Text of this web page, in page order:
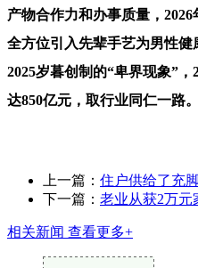
产物合作力和办事质量，2026
全方位引入先辈手艺为男性健
2025岁暮创制的“卑界现象”
达850亿元，取行业同仁一路。
上一篇： 住户供给了充
下一篇： 老业从获2万元
相关新闻 查看更多+